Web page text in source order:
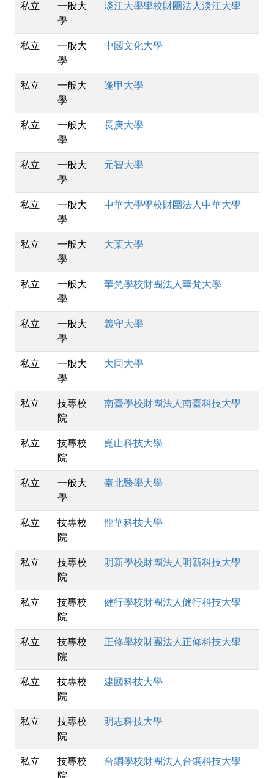
私立
一般大
學
淡江大學學校財團法人淡江大學
私立
一般大
學
中國文化大學
私立
一般大
學
逢甲大學
私立
一般大
學
長庚大學
私立
一般大
學
元智大學
私立
一般大
學
中華大學學校財團法人中華大學
私立
一般大
學
大葉大學
私立
一般大
學
華梵學校財團法人華梵大學
私立
一般大
學
義守大學
私立
一般大
學
大同大學
私立
技專校
院
南臺學校財團法人南臺科技大學
私立
技專校
院
崑山科技大學
私立
一般大
學
臺北醫學大學
私立
技專校
院
龍華科技大學
私立
技專校
院
明新學校財團法人明新科技大學
私立
技專校
院
健行學校財團法人健行科技大學
私立
技專校
院
正修學校財團法人正修科技大學
私立
技專校
院
建國科技大學
私立
技專校
院
明志科技大學
私立
技專校
院
台鋼學校財團法人台鋼科技大學